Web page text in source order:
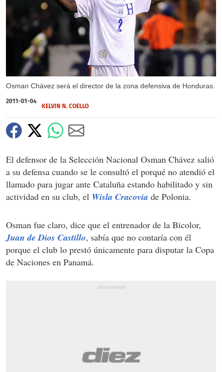
Osman Chávez será el director de la zona defensiva de Honduras.
2011-01-04
KELVIN N. COELLO
El defensor de la Selección Nacional Osman Chávez salió
a su defensa cuando se le consultó el porqué no atendió el
llamado para jugar ante Cataluña estando habilitado y sin
actividad en su club, el Wisla Cracovia de Polonia.
Osman fue claro, dice que el entrenador de la Bicolor,
Juan de Dios Castillo, sabía que no contaría con él
porque el club lo prestó únicamente para disputar la Copa
de Naciones en Panamá.